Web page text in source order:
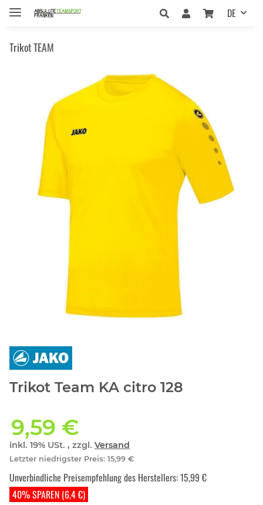
DE
Trikot TEAM
Trikot Team KA citro 128
9,59 €
inkl. 19% USt. , zzgl. Versand
Letzter niedrigster Preis: 15,99 €
40% SPAREN (6,4 €)
Unverbindliche Preisempfehlung des Herstellers:15,99 €